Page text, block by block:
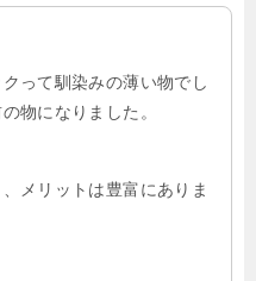
って馴染みの薄い物でし
物になりました。
メリットは豊富にありま